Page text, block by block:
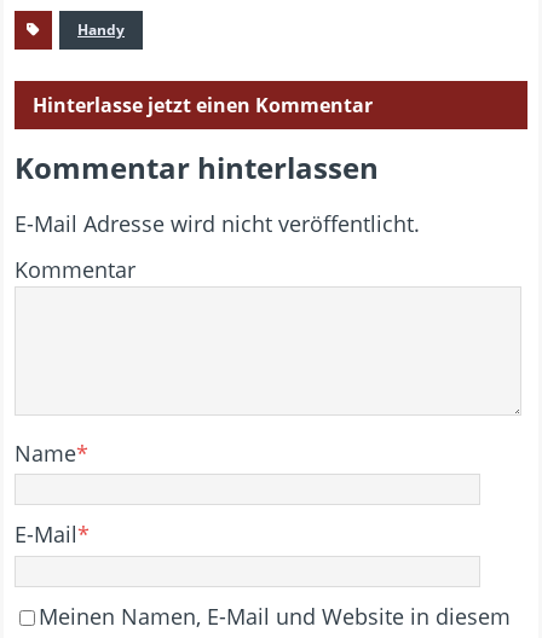
Handy
Hinterlasse jetzt einen Kommentar
Kommentar hinterlassen
E-Mail Adresse wird nicht veröffentlicht.
Kommentar
Name*
E-Mail*
Meinen Namen, E-Mail und Website in diesem